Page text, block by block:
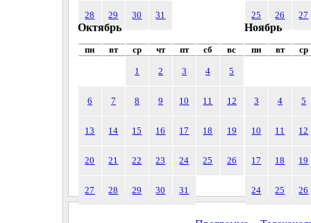
28 29 30 31 25 26 27
Октябрь
пн вт ср чт пт сб вс
1 2 3 4 5
6 7 8 9 10 11 12
13 14 15 16 17 18 19
20 21 22 23 24 25 26
27 28 29 30 31
Ноябрь
пн вт ср
3 4 5
10 11 12
17 18 19
24 25 26